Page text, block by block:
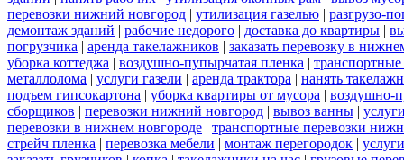
перевозки нижний новгород | утилизация газелью | разгрузо-
демонтаж зданий | рабочие недорого | доставка до квартиры |
погрузчика | аренда такелажников | заказать перевозку в
уборка коттеджа | воздушно-пупырчатая пленка | транспортные
металлолома | услуги газели | аренда трактора | нанять
подъем гипсокартона | уборка квартиры от мусора | воздушно-
сборщиков | перевозки нижний новгород | вывоз ванны |
перевозки в нижнем новгороде | транспортные перевозки
стрейч пленка | перевозка мебели | монтаж перегородок |